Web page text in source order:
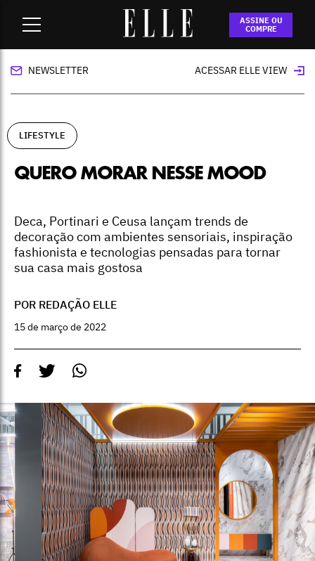
ASSINE OU
COMPRE
Quero morar nesse mood
NEWSLETTER ACESSAR ELLE VIEW
LIFESTYLE
QUERO MORAR NESSE MOOD
Deca, Portinari e Ceusa lançam trends de
decoração com ambientes sensoriais, inspiração
fashionista e tecnologias pensadas para tornar
sua casa mais gostosa
POR REDAÇÃO ELLE
15 de março de 2022